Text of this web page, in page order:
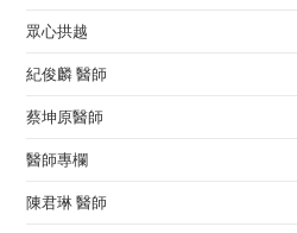
眾心拱越
紀俊麟 醫師
蔡坤原醫師
醫師專欄
陳君琳 醫師